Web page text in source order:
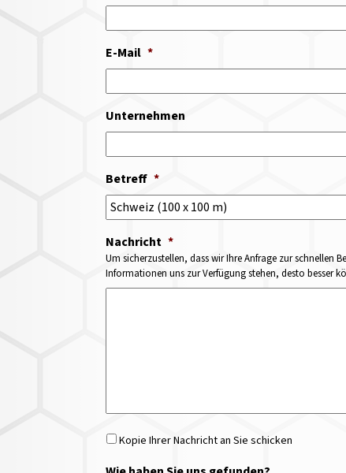
E-Mail *
Unternehmen
Betreff *
Nachricht *
Um sicherzustellen, dass wir Ihre Anfrage zur schnellen
Informationen uns zur Verfügung stehen, desto besser
Kopie Ihrer Nachricht an Sie schicken